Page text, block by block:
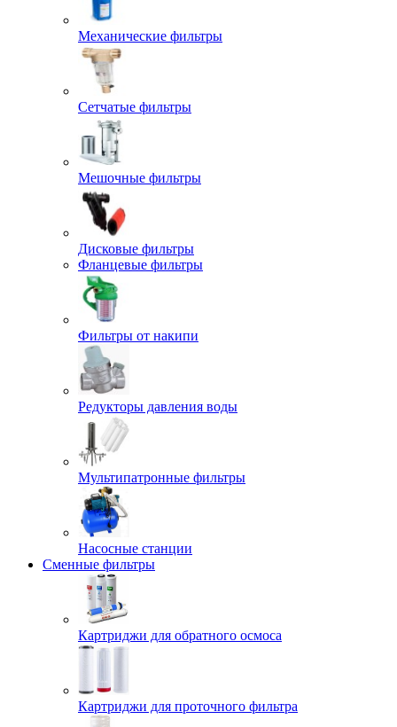
Механические фильтры
Сетчатые фильтры
Мешочные фильтры
Дисковые фильтры
Фланцевые фильтры
Фильтры от накипи
Редукторы давления воды
Мультипатронные фильтры
Насосные станции
Сменные фильтры
Картриджи для обратного осмоса
Картриджи для проточного фильтра